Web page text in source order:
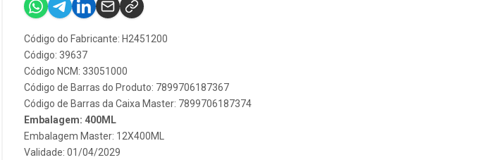
Código do Fabricante: H2451200
Código: 39637
Código NCM: 33051000
Código de Barras do Produto: 7899706187367
Código de Barras da Caixa Master: 7899706187374
Embalagem: 400ML
Embalagem Master: 12X400ML
Validade: 01/04/2029